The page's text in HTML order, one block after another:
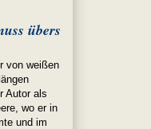
übers
von weißen
Autor als
wo er in
und im